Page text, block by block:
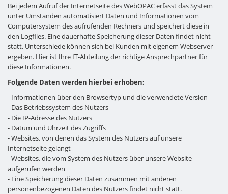
Bei jedem Aufruf der Internetseite des WebOPAC erfasst das System
unter Umständen automatisiert Daten und Informationen vom
Computersystem des aufrufenden Rechners und speichert diese in
den Logfiles. Eine dauerhafte Speicherung dieser Daten findet nicht
statt. Unterschiede können sich bei Kunden mit eigenem Webserver
ergeben. Hier ist Ihre IT-Abteilung der richtige Ansprechpartner für
diese Informationen.
Folgende Daten werden hierbei erhoben:
- Informationen über den Browsertyp und die verwendete Version
- Das Betriebssystem des Nutzers
- Die IP-Adresse des Nutzers
- Datum und Uhrzeit des Zugriffs
- Websites, von denen das System des Nutzers auf unsere
Internetseite gelangt
- Websites, die vom System des Nutzers über unsere Website
aufgerufen werden
- Eine Speicherung dieser Daten zusammen mit anderen
personenbezogenen Daten des Nutzers findet nicht statt.